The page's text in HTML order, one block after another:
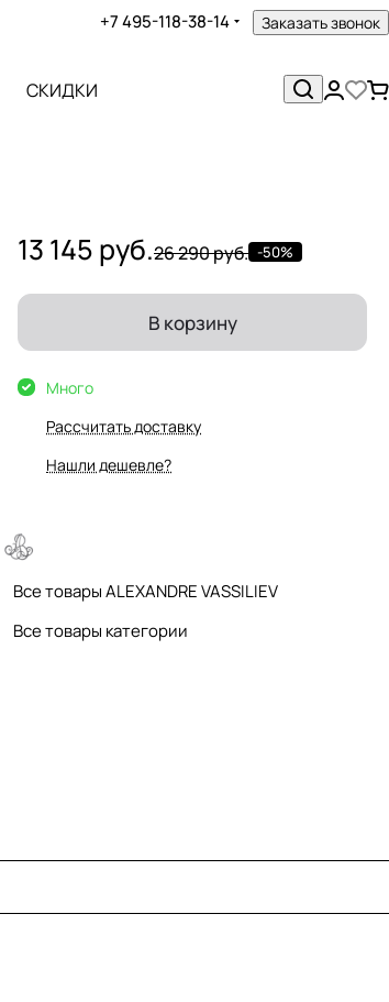
+7 495-118-38-14 Заказать звонок
СКИДКИ
13 145 руб.26 290 руб. -50%
В корзину
Много
Рассчитать доставку
Нашли дешевле?
Все товары ALEXANDRE VASSILIEV
Все товары категории